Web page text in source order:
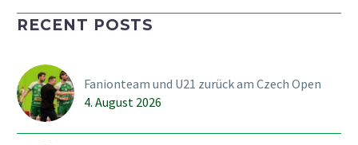
dem HC Rychenberg.
verwerten konnte und
Dank einem 4:2-Erfolg in
RECENT POSTS
Fanionteam und U21 zurück am Czech Open
4. August 2026